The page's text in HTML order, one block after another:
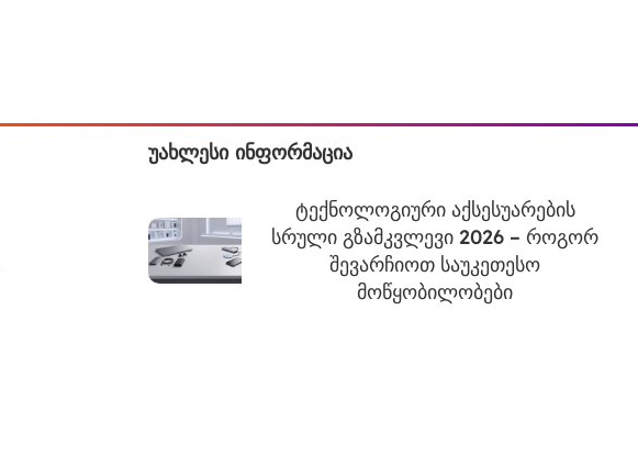
უახლესი ინფორმაცია
ტექნოლოგიური აქსესუარების
სრული გზამკვლევი 2026 – როგორ
შევარჩიოთ საუკეთესო
მოწყობილობები